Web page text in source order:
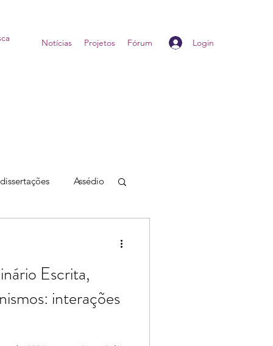
Login
Home Notícias Projetos Fórum
Assédio
Escrita,
interações